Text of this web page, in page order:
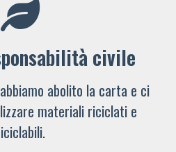
civile
abolito la carta e ci
materiali riciclati e